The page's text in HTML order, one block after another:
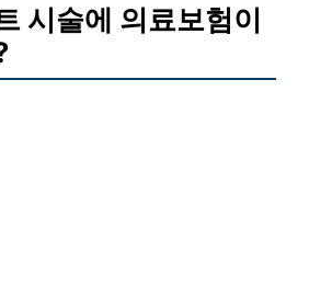
시술에 의료보험이